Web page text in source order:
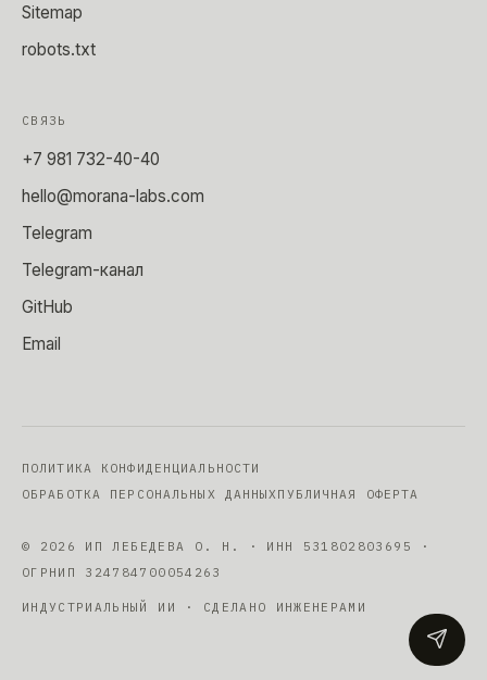
Sitemap
robots.txt
СВЯЗЬ
+7 981 732-40-40
hello@morana-labs.com
Telegram
Telegram-канал
GitHub
Email
ПОЛИТИКА КОНФИДЕНЦИАЛЬНОСТИ
ОБРАБОТКА ПЕРСОНАЛЬНЫХ ДАННЫХ ПУБЛИЧНАЯ ОФЕРТА
© 2026 ИП ЛЕБЕДЕВА О. Н. · ИНН 531802803695
·
ОГРНИП 324784700054263
ИНДУСТРИАЛЬНЫЙ ИИ · СДЕЛАНО ИНЖЕНЕРАМИ